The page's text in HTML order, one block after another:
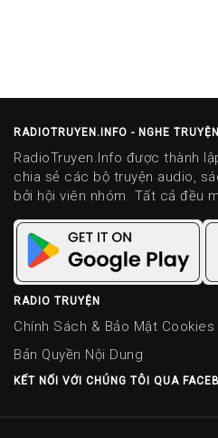
RADIOTRUYEN.INFO - NGHE
RadioTruyen.Info được thành
chia sẻ các bộ truyện audio,
bởi hội viên nhóm. Tất cả đều
RADIO TRUYỆN
Chính Sách & Bảo Mật Cookies
Bản Quyền Nội Dung
KẾT NỐI VỚI CHÚNG TÔI QUA